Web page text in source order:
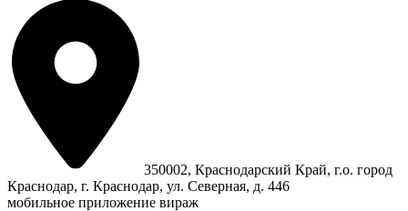
350002, Краснодарский Край, г.о. город
Краснодар, г. Краснодар, ул. Северная, д. 446
мобильное приложение вираж